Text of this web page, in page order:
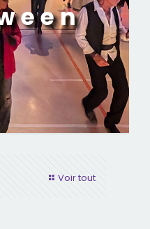
Voir tout